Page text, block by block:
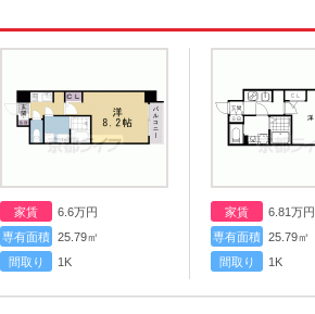
家賃 6.6万円
専有面積 25.79㎡
間取り
1K
家賃 6.81万円
専有面積 25.79㎡
間取り
1K